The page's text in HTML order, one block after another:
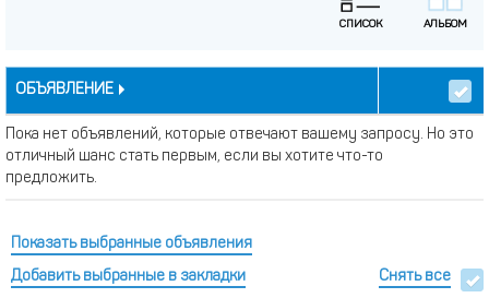
ОБЪЯВЛЕНИЕ
Пока нет объявлений, которые отвечают вашему запросу. Но это
отличный шанс стать первым, если вы хотите что-то
предложить.
Показать выбранные объявления
Добавить выбранные в закладки
Снять все